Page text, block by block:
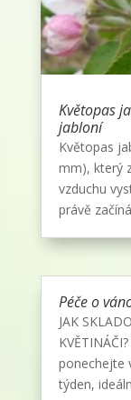
Květopas
jabloní
Květopas
mm), který
vzduchu
právě
Péče o
JAK
ponechejte
týden,